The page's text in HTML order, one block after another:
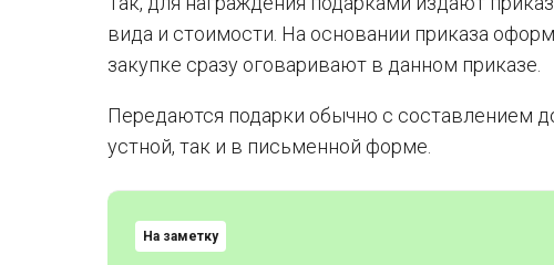
вида и стоимости. На основании приказа
закупке сразу оговаривают в данном приказе.
Передаются подарки обычно с составлением
устной, так и в письменной форме.
На заметку